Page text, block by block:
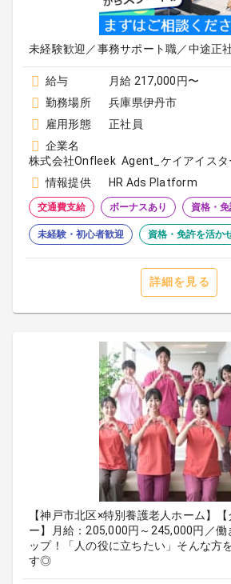
未経験歓迎／事務サポート職／中途正
給与
月給 217,000円〜
勤務場所
兵庫県伊丹市
雇用形態
正社員
企業名
株式会社Onfleek Agent_ケイアイスタ
情報提供
HR Ads Platform
交通費支給 ボーナスあり 資格・
未経験・初心者歓迎 資格・免許を活か
詳細を見る
【神戸市北区×特別養護老人ホーム】
ー】月給：205,000円～245,000円／働
ップ！「人の役に立ちたい」そんな方
す◎